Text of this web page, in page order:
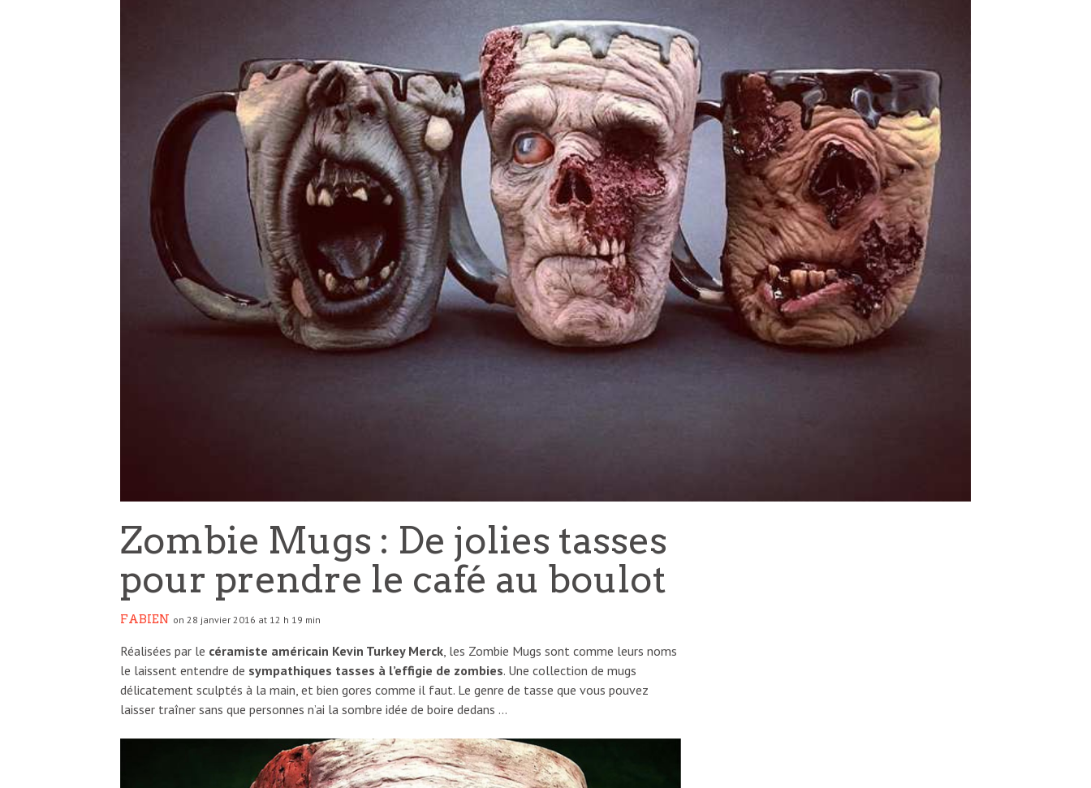
Zombie Mugs : De jolies tasses
pour prendre le café au boulot
FABIEN on 28 janvier 2016 at 12 h 19 min
Réalisées par le céramiste américain Kevin Turkey Merck , les Zombie Mugs sont comme leurs noms
le laissent entendre de sympathiques tasses à l’effigie de zombies. Une collection de mugs
délicatement sculptés à la main, et bien gores comme il faut. Le genre de tasse que vous pouvez
laisser traîner sans que personnes n’ai la sombre idée de boire dedans …